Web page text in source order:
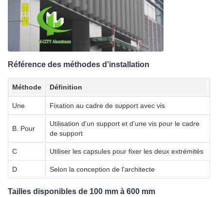
Référence des méthodes d'installation
Méthode Définition
Une Fixation au cadre de support avec vis
B. Pour
Utilisation d'un support et d'une vis pour le cadre
de support
C Utiliser les capsules pour fixer les deux extrémités
D Selon la conception de l'architecte
Tailles disponibles de 100 mm à 600 mm